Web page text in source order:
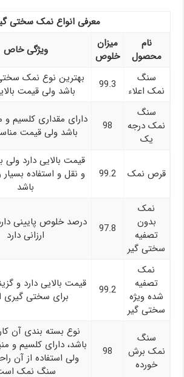
معرفی انواع نمک سختی
نام
محصول
میزان
خلوص
ویژگی خاص
سنگ
نمک اعلاء
99.3
بهترین نوع نمک
باشد ولی قیمت
سنگ
نمک درجه
یک
98
دارای مقداری کلسیم و
باشد ولی قیمت
قرص نمک 99.2
قیمت بالایی دارد
و نقل و استفاده
باشد
نمک
بدون
تصفیه
سختی گیر
97.8
درصد خلوص پایینی
ارزانی دارد
نمک
تصفیه
شده ویژه
سختی گیر
99.2
قیمت بالایی دارد و
برای سختی
سنگ
نمک برش
خورده
98
نوع بسته بندی آن
باشد، دارای کلسیم و
ولی استفاده از آن
سنگ نمک